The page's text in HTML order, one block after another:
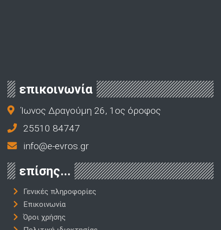
επικοινωνία
Ίωνος Δραγούμη 26, 1ος όροφος
25510 84747
info@e-evros.gr
επίσης...
Γενικές πληροφορίες
Επικοινωνία
Όροι χρήσης